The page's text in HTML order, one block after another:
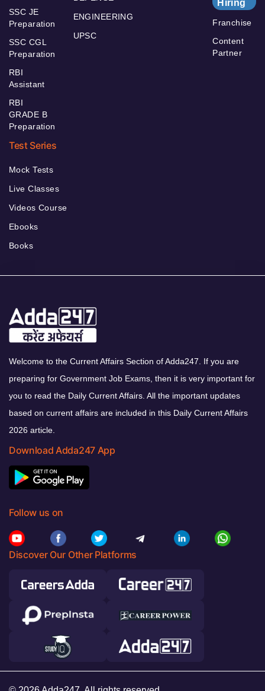
SSC JE
Preparation
SSC CGL
Preparation
RBI
Assistant
RBI
GRADE B
Preparation
ENGINEERING
UPSC
Hiring
Franchise
Content
Partner
Test Series
Mock Tests
Live Classes
Videos Course
Ebooks
Books
Welcome to the Current Affairs Section of Adda247. If you are
preparing for Government Job Exams, then it is very important for
you to read the Daily Current Affairs. All the important updates
based on current affairs are included in this Daily Current Affairs
2026 article.
Download Adda247 App
Follow us on
Discover Our Other Platforms